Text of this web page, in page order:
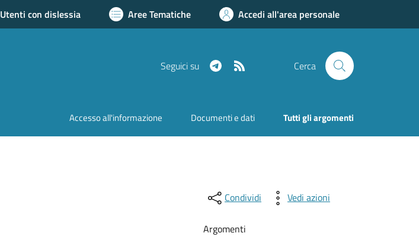
Utenti con dislessia Aree Tematiche Accedi all'area personale
Seguici su Telegram Cerca
Accesso all'informazione Documenti e dati Tutti gli argomenti
Condividi Vedi azioni
Argomenti